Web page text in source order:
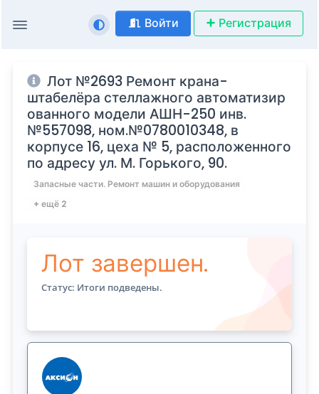
Войти Регистрация
Лот №2693 Ремонт крана-
штабелёра стеллажного автоматизир
ованного модели АШН-250 инв.
№557098, ном.№0780010348, в
корпусе 16, цеха № 5, расположенного
по адресу ул. М. Горького, 90.
Запасные части. Ремонт машин и оборудования
+ ещё 2
Лот завершен.
Статус: Итоги подведены.